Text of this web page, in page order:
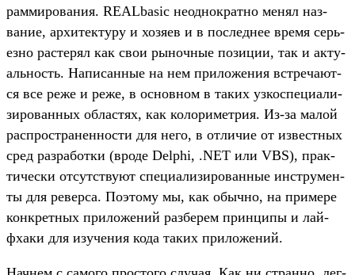
рамми­рова­ния. REALbasic неод­нократ­но менял наз­
вание, архи­тек­туру и хозя­ев и в пос­леднее вре­мя серь­
езно рас­терял как свои рыноч­ные позиции, так и акту­
аль­ность. Написан­ные на нем при­ложе­ния встре­чают­
ся все реже и реже, в основном в таких узкоспе­циали­
зиро­ван­ных областях, как колори­мет­рия. Из‑за малой
рас­простра­нен­ности для него, в отли­чие от извес­тных
сред раз­работ­ки (вро­де Delphi, .NET или VBS), прак­
тичес­ки отсутс­тву­ют спе­циали­зиро­ван­ные инс­тру­мен­
ты для ревер­са. Поэто­му мы, как обыч­но, на при­мере
кон­крет­ных при­ложе­ний раз­берем прин­ципы и лай­
фха­ки для изу­чения кода таких при­ложе­ний.